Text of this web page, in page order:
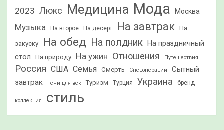
2023 Люкс Медицина Мода Москва
Музыка На второе На десерт На завтрак На
закуску На обед На полдник
На праздничный
стол
На природу На ужин Отношения Путешествия
Россия США Семья Смерть Спецоперации
Сытный
завтрак
Тени для век Туризм Турция Украина бренд
коллекция стиль